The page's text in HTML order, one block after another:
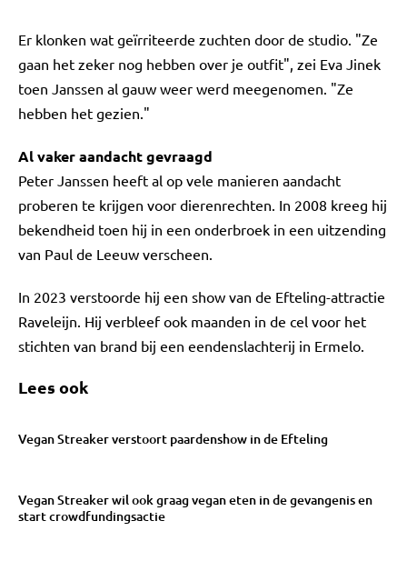
Er klonken wat geïrriteerde zuchten door de studio. "Ze
gaan het zeker nog hebben over je outfit", zei Eva Jinek
toen Janssen al gauw weer werd meegenomen. "Ze
hebben het gezien."
Al vaker aandacht gevraagd
Peter Janssen heeft al op vele manieren aandacht
proberen te krijgen voor dierenrechten. In 2008 kreeg hij
bekendheid toen hij in een onderbroek in een uitzending
van Paul de Leeuw verscheen.
In 2023 verstoorde hij een show van de Efteling-attractie
Raveleijn. Hij verbleef ook maanden in de cel voor het
stichten van brand bij een eendenslachterij in Ermelo.
Lees ook
Vegan Streaker verstoort paardenshow in de Efteling
Vegan Streaker wil ook graag vegan eten in de gevangenis en
start crowdfundingsactie